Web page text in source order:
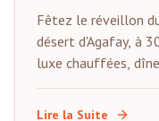
Fêtez le réveillon
désert d'Agafay, à
luxe chauffées,
musique Gnawa
rebours sous les
Lire la Suite